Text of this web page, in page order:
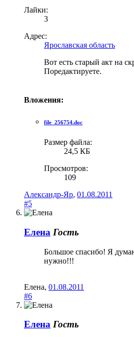
Лайки:
3
Адрес:
Ярославская область
Вот есть старый акт на
Поредактируете.
Вложения:
file_256754.doc
Размер файла:
24,5 КБ
Просмотров:
109
Александр-Яр, 01.08.2011
#5
Елена Гость
Большое спасибо! Я
нужно!!!
Елена, 01.08.2011
#6
Елена Гость